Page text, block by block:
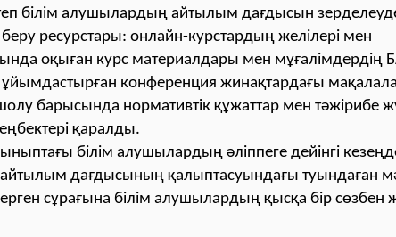
білім алушылардың айтылым дағдысын зерделеуде
беру ресурстары: онлайн-курстардың желілері мен
оқыған курс материалдары мен мұғалімдердің
конференция жинақтардағы
барысында нормативтік құжаттар мен тәжірибе
қаралды.
білім алушылардың әліппеге дейінгі
айтылым дағдысының қалыптасуындағы туындаған
сұрағына білім алушылардың қысқа бір сөзбен